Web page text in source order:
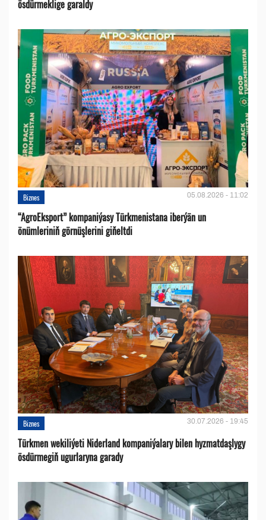
ösdürmeklige garaldy
Biznes 05.08.2026 - 11:02
“AgroEksport” kompaniýasy Türkmenistana iberýän un
önümleriniň görnüşlerini giňeltdi
Biznes 30.07.2026 - 19:45
Türkmen wekiliýeti Niderland kompaniýalary bilen hyzmatdaşlygy
ösdürmegiň ugurlaryna garady